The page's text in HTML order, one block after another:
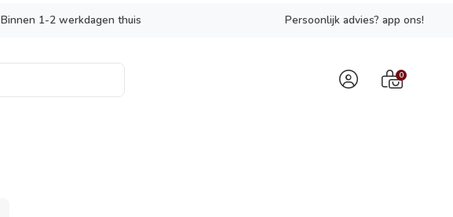
Binnen 1-2 werkdagen thuis Persoonlijk advies? app ons!
0